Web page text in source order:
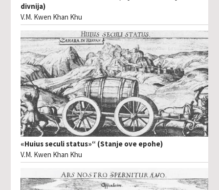
divnija)
V.M. Kwen Khan Khu
«Huius seculi status»“ (Stanje ove epohe)
V.M. Kwen Khan Khu